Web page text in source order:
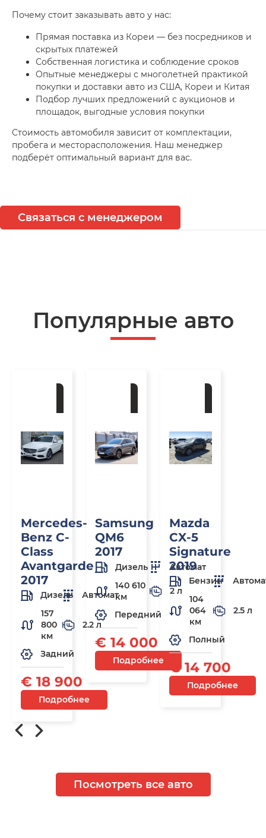
Почему стоит заказывать авто у нас:
Прямая поставка из Кореи — без посредников и
скрытых платежей
Собственная логистика и соблюдение сроков
Опытные менеджеры с многолетней практикой
покупки и доставки авто из США, Кореи и Китая
Подбор лучших предложений с аукционов и
площадок, выгодные условия покупки
Стоимость автомобиля зависит от комплектации,
пробега и месторасположения. Наш менеджер
подберёт оптимальный вариант для вас.
Связаться с менеджером
Популярные авто
Mercedes-
Benz C-
Class
Avantgarde
2017
Дизель
Автомат
157
800
км
2.2 л
Задний
€ 18 900
Подробнее
Samsung
QM6
2017
Дизель
Автомат
140 610
км
2 л
Передний
€ 14 000
Подробнее
Mazda
CX-5
Signature
2019
Бензин
104
064
км
2.5 л
Полный
€ 14 700
Подробнее
Посмотреть все авто